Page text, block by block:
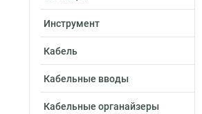
Инструмент
Кабель
Кабельные вводы
Кабельные органайзеры